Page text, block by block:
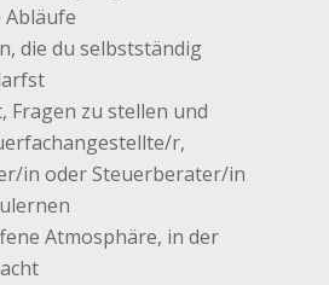
Abläufe
die du selbstständig
Fragen zu stellen und
r,
in oder Steuerberater/in
Atmosphäre, in der